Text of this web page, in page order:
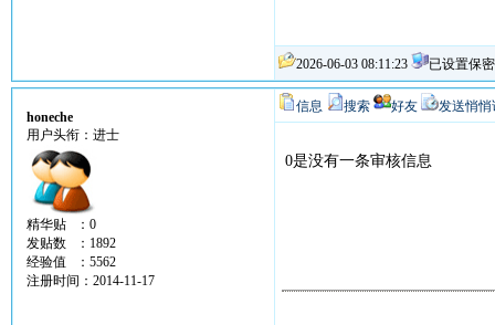
2026-06-03 08:11:23 已设置保密
honeche
用户头衔：进士
精华贴 ：0
发贴数 ：1892
经验值 ：5562
注册时间：2014-11-17
信息 搜索 好友 发送悄悄
0是没有一条审核信息